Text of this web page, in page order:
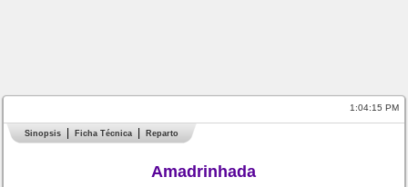
1:04:15 PM
Sinopsis Ficha Técnica Reparto
Amadrinhada